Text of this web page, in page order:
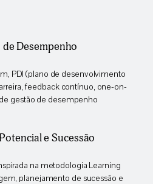
Desempenho​
PDI (plano de desenvolvimento
feedback contínuo, one-on-
gestão de desempenho​
e Sucessão​
na metodologia Learning
planejamento de sucessão e